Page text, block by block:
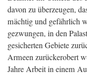
davon zu überzeugen,
mächtig und gefährlich
gezwungen, in den
gesicherten Gebiete
Armeen zurückerobert
Jahre Arbeit in einem